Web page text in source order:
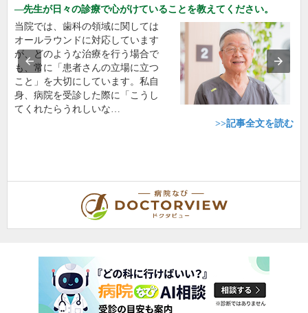
先生が日々の診療で心がけていることを教えてください。
当院では、歯科の領域に関しては
オールラウンドに対応しています
が、どのような治療を行う場合で
も、常に「患者さんの立場に立つ
こと」を大切にしています。私自
身、病院を受診した際に「こうし
てくれたらうれしいな…
>>記事全文を読む